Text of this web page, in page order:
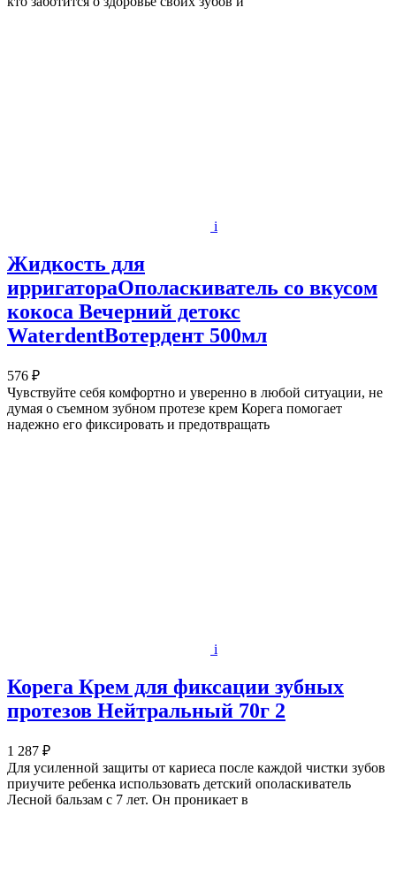
i
Жидкость для
ирригатораОполаскиватель со вкусом
кокоса Вечерний детокс
WaterdentВотердент 500мл
576 ₽
Чувствуйте себя комфортно и уверенно в любой ситуации, не
думая о съемном зубном протезе крем Корега помогает
надежно его фиксировать и предотвращать
i
Корега Крем для фиксации зубных
протезов Нейтральный 70г 2
1 287 ₽
Для усиленной защиты от кариеса после каждой чистки зубов
приучите ребенка использовать детский ополаскиватель
Лесной бальзам с 7 лет. Он проникает в